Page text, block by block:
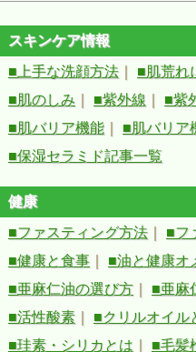
スキンケア情報
■上手な洗顔方法
■肌荒れ
■肌のしみ
■紫外線
■紫
■肌バリア機能
■肌バリア
■保湿セラミド記事一覧
健康
■ファスティング方法
■フ
■健康と食事
■油と健康オ
■亜麻仁油の選び方
■亜麻
■活性酸素
■クリルオイル
■珪素・シリカとは
■毛髪